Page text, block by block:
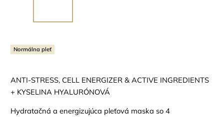
Normálna pleť
ANTI-STRESS, CELL ENERGIZER & ACTIVE INGREDIENTS
+ KYSELINA HYALURÓNOVÁ
Hydratačná a energizujúca pleťová maska so 4